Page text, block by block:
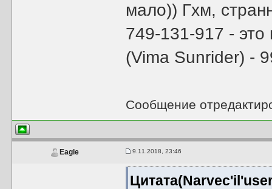
мало)) Гхм,
749-131-917 -
(Vima Sunrider) -
Сообщение
Eagle 9.11.2018, 23:46